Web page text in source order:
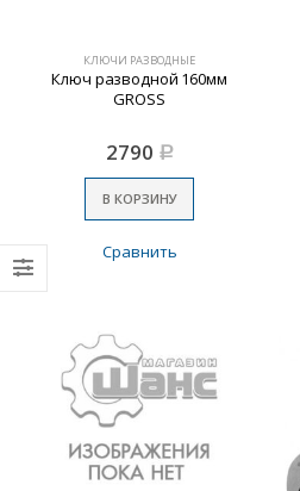
КЛЮЧИ РАЗВОДНЫЕ
Ключ разводной 160мм
GROSS
2790 Р
В КОРЗИНУ
Сравнить